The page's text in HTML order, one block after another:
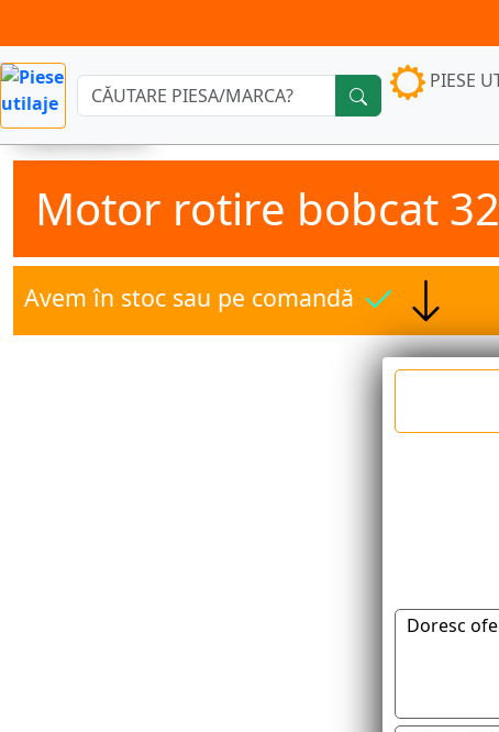
Căutare:
Motor rotire bobcat
Avem în stoc sau pe comandă
PIESE